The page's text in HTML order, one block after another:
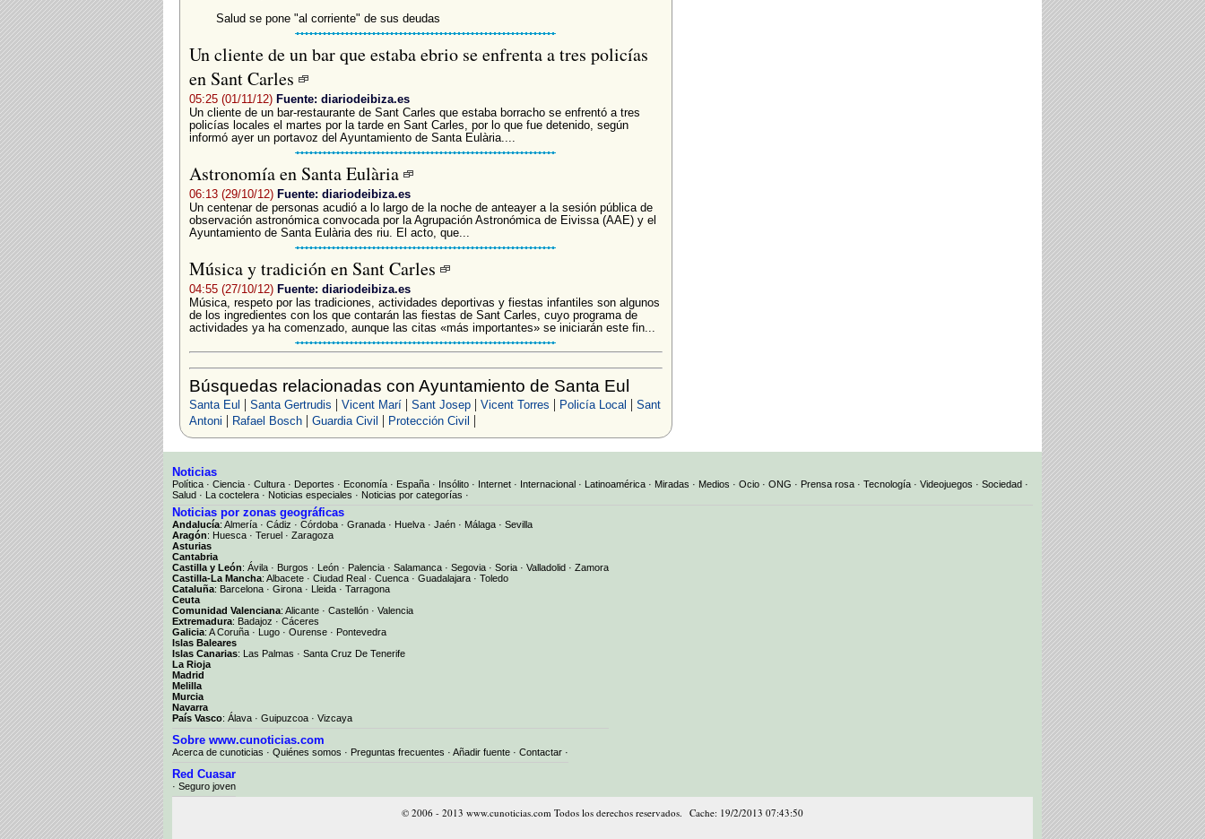
Salud se pone "al corriente" de sus deudas
Un cliente de un bar que estaba ebrio se enfrenta a tres policías
en Sant Carles
05:25 (01/11/12) Fuente: diariodeibiza.es
Un cliente de un bar-restaurante de Sant Carles que estaba borracho se enfrentó a tres
policías locales el martes por la tarde en Sant Carles, por lo que fue detenido, según
informó ayer un portavoz del Ayuntamiento de Santa Eulària....
Astronomía en Santa Eulària
06:13 (29/10/12) Fuente: diariodeibiza.es
Un centenar de personas acudió a lo largo de la noche de anteayer a la sesión pública de
observación astronómica convocada por la Agrupación Astronómica de Eivissa (AAE) y el
Ayuntamiento de Santa Eulària des riu. El acto, que...
Música y tradición en Sant Carles
04:55 (27/10/12) Fuente: diariodeibiza.es
­Música, respeto por las tradiciones, actividades deportivas y fiestas infantiles son algunos
de los ingredientes con los que contarán las fiestas de Sant Carles, cuyo programa de
actividades ya ha comenzado, aunque las citas «más importantes» se iniciarán este fin...
Búsquedas relacionadas con Ayuntamiento de Santa Eul
Santa Eul | Santa Gertrudis | Vicent Marí| Sant Josep| Vicent Torres | Policía Local | Sant
Antoni | Rafael Bosch| Guardia Civil | Protección Civil |
Noticias
Política · Ciencia · Cultura · Deportes · Economía · España · Insólito · Internet · Internacional · Latinoamérica · Miradas · Medios · Ocio · ONG · Prensa rosa · Tecnología · Videojuegos · Sociedad ·
Salud · La coctelera · Noticias especiales · Noticias por categorías ·
Noticias por zonas geográficas
Andalucía: Almería · Cádiz · Córdoba · Granada · Huelva · Jaén · Málaga · Sevilla
Aragón: Huesca · Teruel · Zaragoza
Asturias
Cantabria
Castilla y León: Ávila · Burgos · León · Palencia · Salamanca · Segovia · Soria · Valladolid · Zamora
Castilla-La Mancha: Albacete · Ciudad Real · Cuenca · Guadalajara · Toledo
Cataluña: Barcelona · Girona · Lleida · Tarragona
Ceuta
Comunidad Valenciana: Alicante · Castellón · Valencia
Extremadura: Badajoz · Cáceres
Galicia: A Coruña · Lugo · Ourense · Pontevedra
Islas Baleares
Islas Canarias: Las Palmas · Santa Cruz De Tenerife
La Rioja
Madrid
Melilla
Murcia
Navarra
País Vasco: Álava · Guipuzcoa · Vizcaya
Sobre www.cunoticias.com
Acerca de cunoticias · Quiénes somos · Preguntas frecuentes · Añadir fuente · Contactar ·
Red Cuasar
· Seguro joven
© 2006 - 2013 www.cunoticias.com Todos los derechos reservados. Cache: 19/2/2013 07:43:50